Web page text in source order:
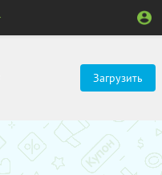
Загрузить